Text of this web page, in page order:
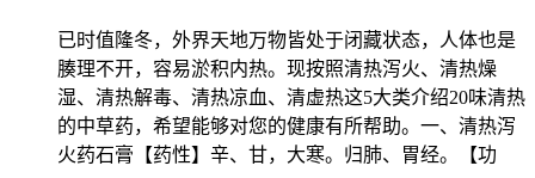
已时值隆冬，外界天地万物皆处于闭藏状态，人体也是
腠理不开，容易淤积内热。现按照清热泻火、清热燥
湿、清热解毒、清热凉血、清虚热这5大类介绍20味清热
的中草药，希望能够对您的健康有所帮助。一、清热泻
火药石膏【药性】辛、甘，大寒。归肺、胃经。【功